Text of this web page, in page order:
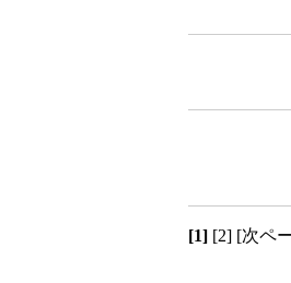
[1] [2] [次ペ